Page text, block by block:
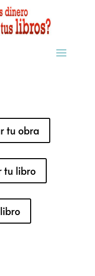
tu obra
tu libro